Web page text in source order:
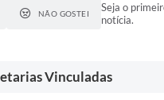
NÃO GOSTEI
Seja o
notícia.
Vinculadas